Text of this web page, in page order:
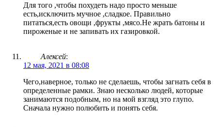
Для того ,чтобы похудеть надо просто меньше
есть,исключить мучное ,сладкое. Правильно
питаться,есть овощи ,фрукты ,мясо.Не жрать батоны и
пироженые и не запивать их газировкой.
Алексей:
12 мая, 2021 в 08:08
Чего,наверное, только не сделаешь, чтобы загнать себя в
определенные рамки. Знаю несколько людей, которые
занимаются подобным, но на мой взгляд это глупо.
Сначала нужно полюбить и понять себя.